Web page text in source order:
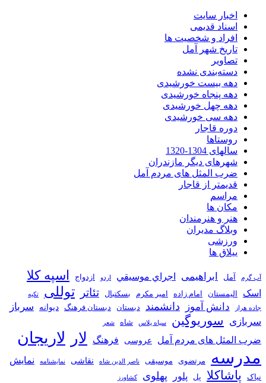
اخبار سایت
اسناد قدیمی
افراد و شخصیت ها
تاریخ شهر آمل
تصاویر
دسته‌بندی نشده
دهه بیست خورشیدی
دهه پنجاه خورشیدی
دهه چهل خورشیدی
دهه سی خورشیدی
دوره قاجار
روستاها
سالهای 1304-1320
شهرهای دیگر مازندران
ضرب المثل های مردم آمل
قدیمتر از قاجار
مراسم
مکان ها
هنر و هنرمندان
وبلاگ مدیران
ورزشی
ییلاق ها
آب گرم آمل ابراهیمی اجراي موسيقي اردو ازدواج اسپه کلا
اسک الیمستان امام زاده امیر مکرم بسکتبال تئاتر توللی تکیه
جاده هراز دانش آموز دانشمند دبستان دبستان فرهنگ دیوانه
سرباز
سربازی
سوریوگین سیاه پلاس شاه شعر
ضرب المثل های مردم آمل عروسی فرهنگ لار لاریجان
مدرسه مرتضوی موسیقی ناصر الدین شاه نقاشی نمايشنامه نمایش
نیاک پاشاکلا پل پلور پهلوی کشاورز